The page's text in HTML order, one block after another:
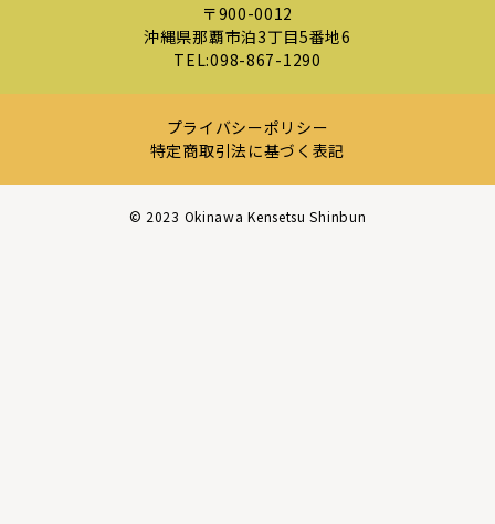
〒900-0012
沖縄県那覇市泊3丁目5番地6
TEL:098-867-1290
プライバシーポリシー
特定商取引法に基づく表記
©︎ 2023 Okinawa Kensetsu Shinbun